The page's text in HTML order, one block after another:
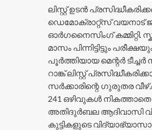
ലിസ്റ്റ് ഉടൻ
ഡെമോക്രാറ്റ്സ് വയനാട്
ഓർഗനൈസിംഗ് കമ്മിറ്റി.
മാസം പിന്നിട്ടിട്ടും
പൂർത്തിയായ മെന്റർ ടീച്ചർ
റാങ്ക് ലിസ്റ്റ്
സർക്കാരിന്റെ ഗുരുതര
241 ഒഴിവുകൾ
അതിദുർബല ആദിവാസി
കുട്ടികളുടെ